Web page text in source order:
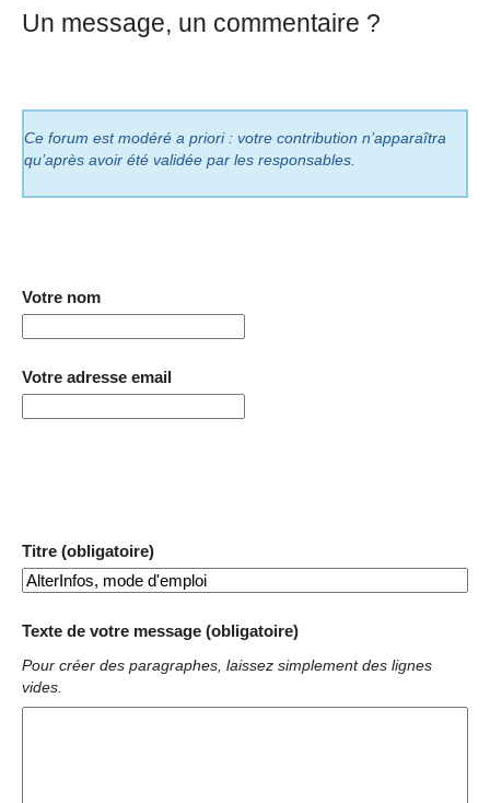
Un message, un commentaire ?
Ce forum est modéré a priori : votre contribution n’apparaîtra
qu’après avoir été validée par les responsables.
Votre nom
Votre adresse email
Titre (obligatoire)
Texte de votre message (obligatoire)
Pour créer des paragraphes, laissez simplement des lignes
vides.